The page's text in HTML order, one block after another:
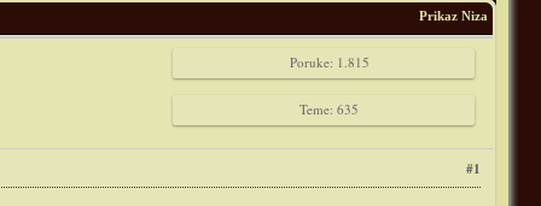
Prikaz Niza
Poruke: 1.815
Teme: 635
#1